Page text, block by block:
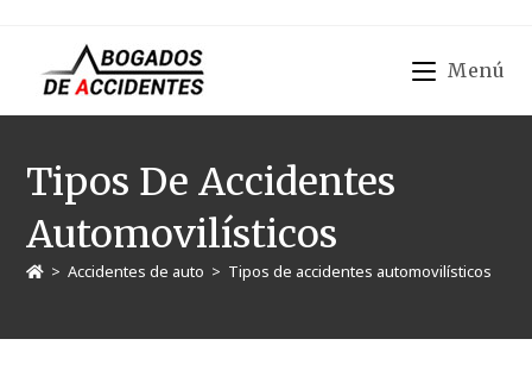
Menú
Tipos De Accidentes
Automovilísticos
> Accidentes de auto > Tipos de accidentes automovilísticos